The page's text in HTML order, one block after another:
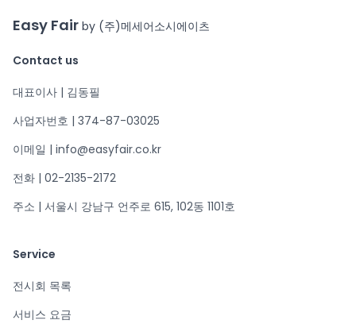
Easy Fair by (주)메세어소시에이츠
Contact us
대표이사 | 김동필
사업자번호 | 374-87-03025
이메일 | info@easyfair.co.kr
전화 | 02-2135-2172
주소 | 서울시 강남구 언주로 615, 102동 1101호
Service
전시회 목록
서비스 요금